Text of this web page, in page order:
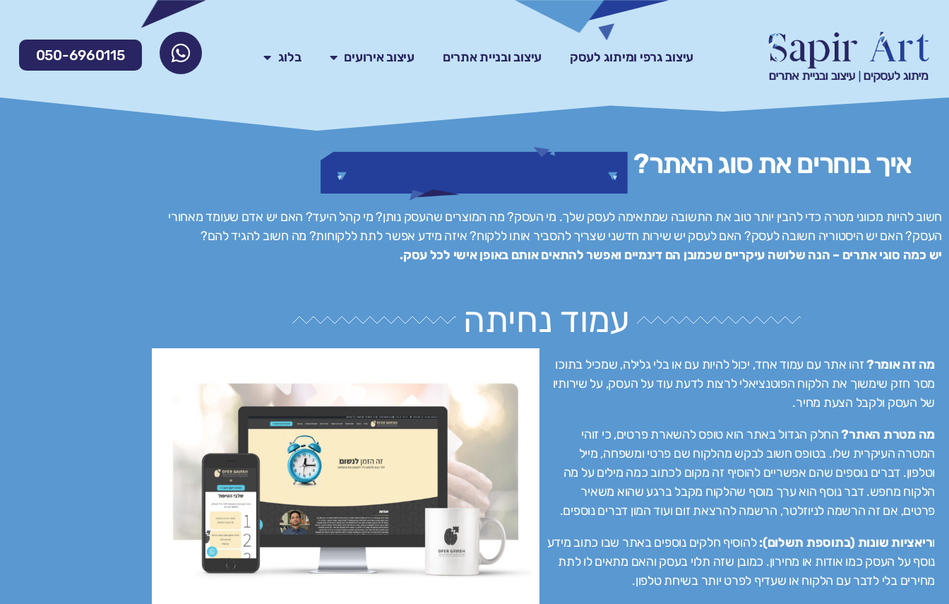
עיצוב גרפי ומיתוג לעסק עיצוב ובניית אתרים עיצוב אירועים בלוג 050-6960115
איך בוחרים את סוג האתר?
חשוב להיות מכווני מטרה כדי להבין יותר טוב את התשובה שמתאימה לעסק שלך. מי העסק? מה המוצרים שהעסק נותן? מי קהל היעד? האם יש אדם שעומד מאחורי
העסק? האם יש היסטוריה חשובה לעסק? האם לעסק יש שירות חדשני שצריך להסביר אותו ללקוח? איזה מידע אפשר לתת ללקוחות? מה חשוב להגיד להם?
יש כמה סוגי אתרים – הנה שלושה עיקריים שכמובן הם דינמיים ואפשר להתאים אותם באופן אישי לכל עסק.
עמוד נחיתה
מה זה אומר?זהו אתר עם עמוד אחד, יכול להיות עם או בלי גלילה, שמכיל בתוכו
מסר חזק שימשוך את הלקוח הפוטנציאלי לרצות לדעת עוד על העסק, על שירותיו
של העסק ולקבל הצעת מחיר.
מה מטרת האתר?החלק הגדול באתר הוא טופס להשארת פרטים, כי זוהי
המטרה העיקרית שלו. בטופס חשוב לבקש מהלקוח שם פרטי ומשפחה, מייל
וטלפון. דברים נוספים שהם אפשריים להוסיף זה מקום לכתוב כמה מילים על מה
הלקוח מחפש. דבר נוסף הוא ערך מוסף שהלקוח מקבל ברגע שהוא משאיר
פרטים, אם זה הרשמה לניוזלטר, הרשמה להרצאת זום ועוד המון דברים נוספים.
וריאציות שונות (בתוספת תשלום):להוסיף חלקים נוספים באתר שבו כתוב מידע
נוסף על העסק כמו אודות או מחירון. כמובן שזה תלוי בעסק והאם מתאים לו לתת
מחירים בלי לדבר עם הלקוח או שעדיף לפרט יותר בשיחת טלפון.